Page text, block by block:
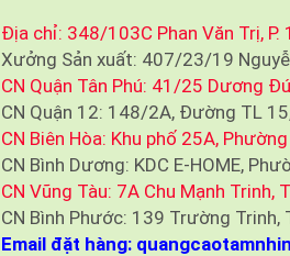
Địa chỉ: 348/103C Phan Văn Trị, P.
Xưởng Sản xuất: 407/23/19
CN Quận Tân Phú: 41/25 Dương
CN Quận 12: 148/2A, Đường TL 15,
CN Biên Hòa: Khu phố 25A,
CN Bình Dương: KDC E-HOME,
CN Vũng Tàu: 7A Chu Mạnh Trinh,
CN Bình Phước: 139 Trường
Email đặt hàng: